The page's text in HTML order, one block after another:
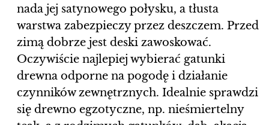
nada jej satynowego połysku, a tłusta
warstwa zabezpieczy przez deszczem. Przed
zimą dobrze jest deski zawoskować.
Oczywiście najlepiej wybierać gatunki
drewna odporne na pogodę i działanie
czynników zewnętrznych. Idealnie sprawdzi
się drewno egzotyczne, np. nieśmiertelny